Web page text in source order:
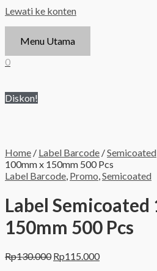
Lewati ke konten
Menu Utama
0
Diskon!
Home / Label Barcode /Semicoated
100mm x 150mm 500 Pcs
Label Barcode, Promo,Semicoated
Label Semicoated
150mm 500 Pcs
Rp130.000 Rp115.000